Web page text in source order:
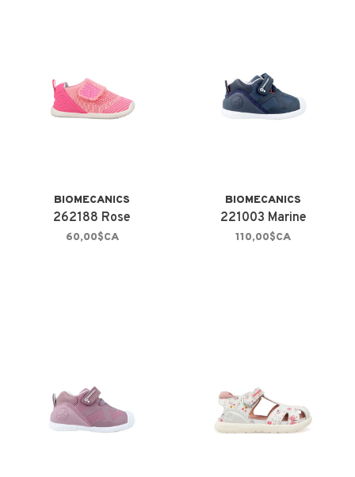
BIOMECANICS
262188 Rose
60,00$CA
BIOMECANICS
221003 Marine
110,00$CA